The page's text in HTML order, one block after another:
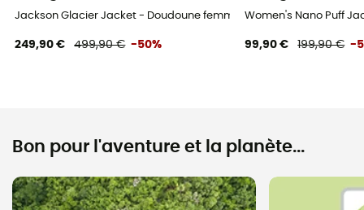
Jackson Glacier Jacket - Doudoune femme
249,90 € 499,90 € -50%
Women's Nano Puff
99,90 € 199,90 € -
Bon pour l'aventure et la planète...